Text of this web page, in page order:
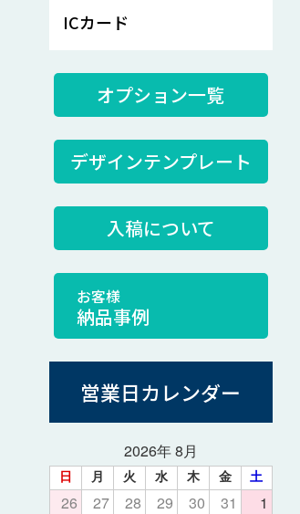
ICカード
オプション一覧
デザインテンプレート
入稿について
お客様
納品事例
営業日カレンダー
2026年 8月
日 月 火 水 木 金 土
26 27 28 29 30 31 1